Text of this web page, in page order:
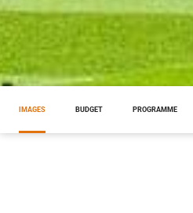
IMAGES BUDGET PROGRAMME